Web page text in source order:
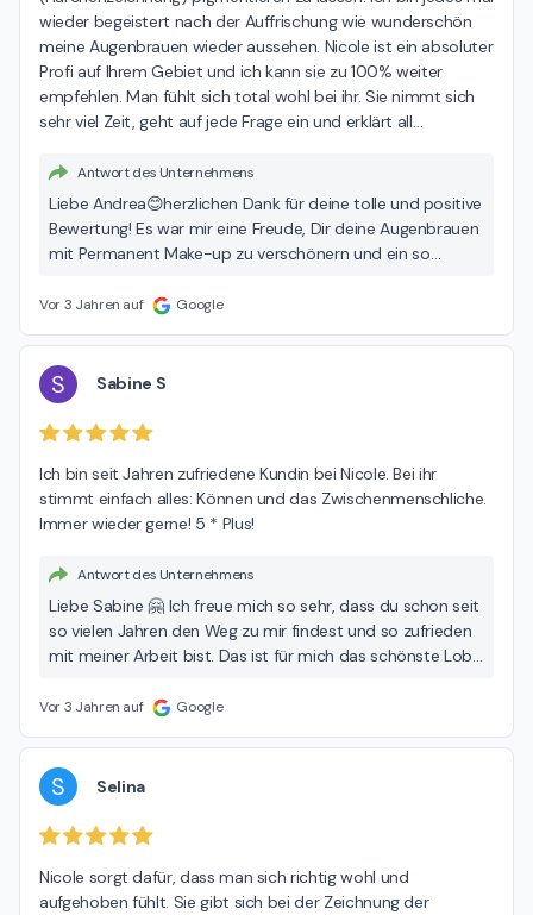
wieder begeistert nach der Auffrischung wie wunderschön
meine Augenbrauen wieder aussehen. Nicole ist ein absoluter
Profi auf Ihrem Gebiet und ich kann sie zu 100% weiter
empfehlen. Man fühlt sich total wohl bei ihr. Sie nimmt sich
sehr viel Zeit, geht auf jede Frage ein und erklärt all…
Antwort des Unternehmens
Liebe Andrea😊herzlichen Dank für deine tolle und positive
Bewertung! Es war mir eine Freude, Dir deine Augenbrauen
mit Permanent Make-up zu verschönern und ein so
Deine Zufriedenheit und Wertschätzung meiner Arbeit
entgegen gebrachtes Vertrauen sowie die
Weiterempfehlung wirklich sehr. Wir sehen uns gerne zum
nächsten Termin! Lieben Dank für deine Unterstützung!
Herzliche 🥰 Grüße Nicole 🌸
Vor 3 Jahren auf Google
S Sabine S
Ich bin seit Jahren zufriedene Kundin bei Nicole. Bei ihr
stimmt einfach alles: Können und das Zwischenmenschliche.
Immer wieder gerne! 5 * Plus!
Antwort des Unternehmens
Liebe Sabine 🤗 Ich freue mich so sehr, dass du schon seit
so vielen Jahren den Weg zu mir findest und so zufrieden
mit meiner Arbeit bist. Das ist für mich das schönste Lob.
Rezension. Liebe Grüße Nicole 🌸
Vor 3 Jahren auf Google
S Selina
Nicole sorgt dafür, dass man sich richtig wohl und
aufgehoben fühlt. Sie gibt sich bei der Zeichnung der